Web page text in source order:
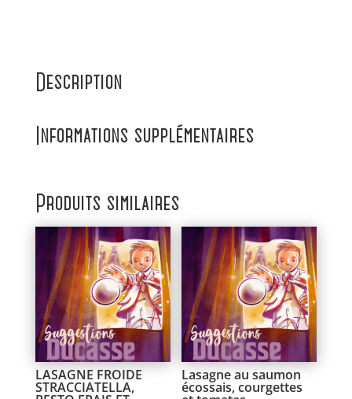
Description
Informations supplémentaires
Produits similaires
LASAGNE FROIDE
STRACCIATELLA,
Lasagne au saumon
écossais, courgettes